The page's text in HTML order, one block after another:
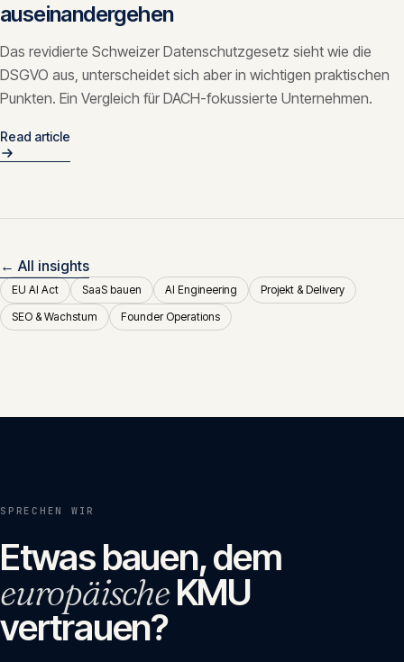
auseinandergehen
Das revidierte Schweizer Datenschutzgesetz sieht wie die
DSGVO aus, unterscheidet sich aber in wichtigen praktischen
Punkten. Ein Vergleich für DACH-fokussierte Unternehmen.
Read article
← All insights
EU AI Act SaaS bauen AI Engineering
Projekt & Delivery
SEO & Wachstum
Founder Operations
SPRECHEN WIR
Etwas bauen, dem
europäischeKMU
vertrauen?